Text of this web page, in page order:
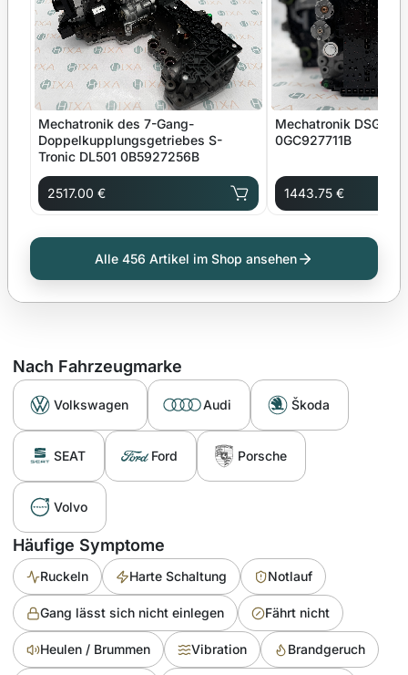
Mechatronik des 7-Gang-
Doppelkupplungsgetriebes S-
Tronic DL501 0B5927256B
2517.00 €
Mechatronik DSG 7-
0GC927711B
1443.75 €
Alle 456 Artikel im Shop ansehen
Nach Fahrzeugmarke
Volkswagen Audi Škoda
SEAT Ford Porsche
Volvo
Häufige Symptome
Ruckeln Harte Schaltung Notlauf
Gang lässt sich nicht einlegen Fährt nicht
Heulen / Brummen Vibration Brandgeruch